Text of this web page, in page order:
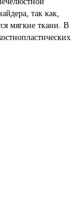
так как,
мягкие ткани. В